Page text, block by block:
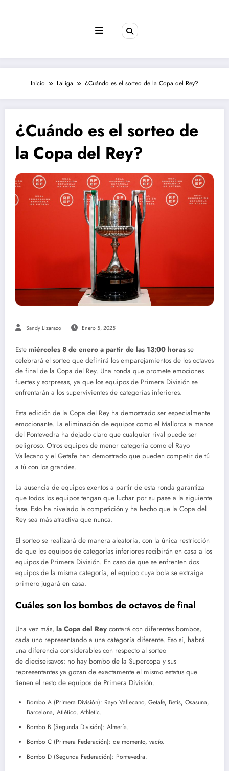
Inicio LaLiga ¿Cuándo es el sorteo de la Copa del Rey?
¿Cuándo es el sorteo de
la Copa del Rey?
Sandy Lizarazo Enero 5, 2025
Este miércoles 8 de enero a partir de las 13:00 horas se
celebrará el sorteo que definirá los emparejamientos de los octavos
de final de la Copa del Rey. Una ronda que promete emociones
fuertes y sorpresas, ya que los equipos de Primera División se
enfrentarán a los supervivientes de categorías inferiores.
Esta edición de la Copa del Rey ha demostrado ser especialmente
emocionante. La eliminación de equipos como el Mallorca a manos
del Pontevedra ha dejado claro que cualquier rival puede ser
peligroso. Otros equipos de menor categoría como el Rayo
Vallecano y el Getafe han demostrado que pueden competir de tú
a tú con los grandes.
La ausencia de equipos exentos a partir de esta ronda garantiza
que todos los equipos tengan que luchar por su pase a la siguiente
fase. Esto ha nivelado la competición y ha hecho que la Copa del
Rey sea más atractiva que nunca.
El sorteo se realizará de manera aleatoria, con la única restricción
de que los equipos de categorías inferiores recibirán en casa a los
equipos de Primera División. En caso de que se enfrenten dos
equipos de la misma categoría, el equipo cuya bola se extraiga
primero jugará en casa.
Cuáles son los bombos de octavos de final
Una vez más, la Copa del Rey contará con diferentes bombos,
cada uno representando a una categoría diferente. Eso sí, habrá
una diferencia considerables con respecto al sorteo
de dieciseisavos: no hay bombo de la Supercopa y sus
representantes ya gozan de exactamente el mismo estatus que
tienen el resto de equipos de Primera División.
Bombo A (Primera División): Rayo Vallecano, Getafe, Betis, Osasuna,
Barcelona, Atlético, Athletic.
Bombo B (Segunda División): Almería.
Bombo C (Primera Federación): de momento, vacío.
Bombo D (Segunda Federación): Pontevedra.